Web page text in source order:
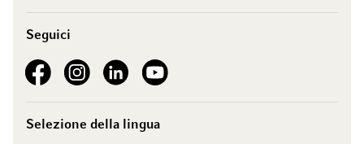
Seguici
See our FacebookSee our Instagram account
See our LinkedInSee our YouTube channel
Selezione della lingua